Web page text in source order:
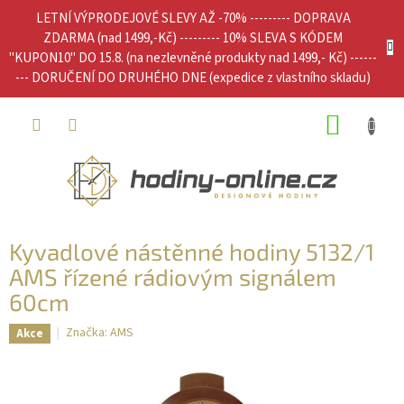
LETNÍ VÝPRODEJOVÉ SLEVY AŽ -70% --------- DOPRAVA
ZDARMA (nad 1499,-Kč) --------- 10% SLEVA S KÓDEM
"KUPON10" DO 15.8. (na nezlevněné produkty nad 1499,- Kč) ------
--- DORUČENÍ DO DRUHÉHO DNE (expedice z vlastního skladu)
Kyvadlové nástěnné hodiny 5132/1
AMS řízené rádiovým signálem
60cm
Akce Značka: AMS